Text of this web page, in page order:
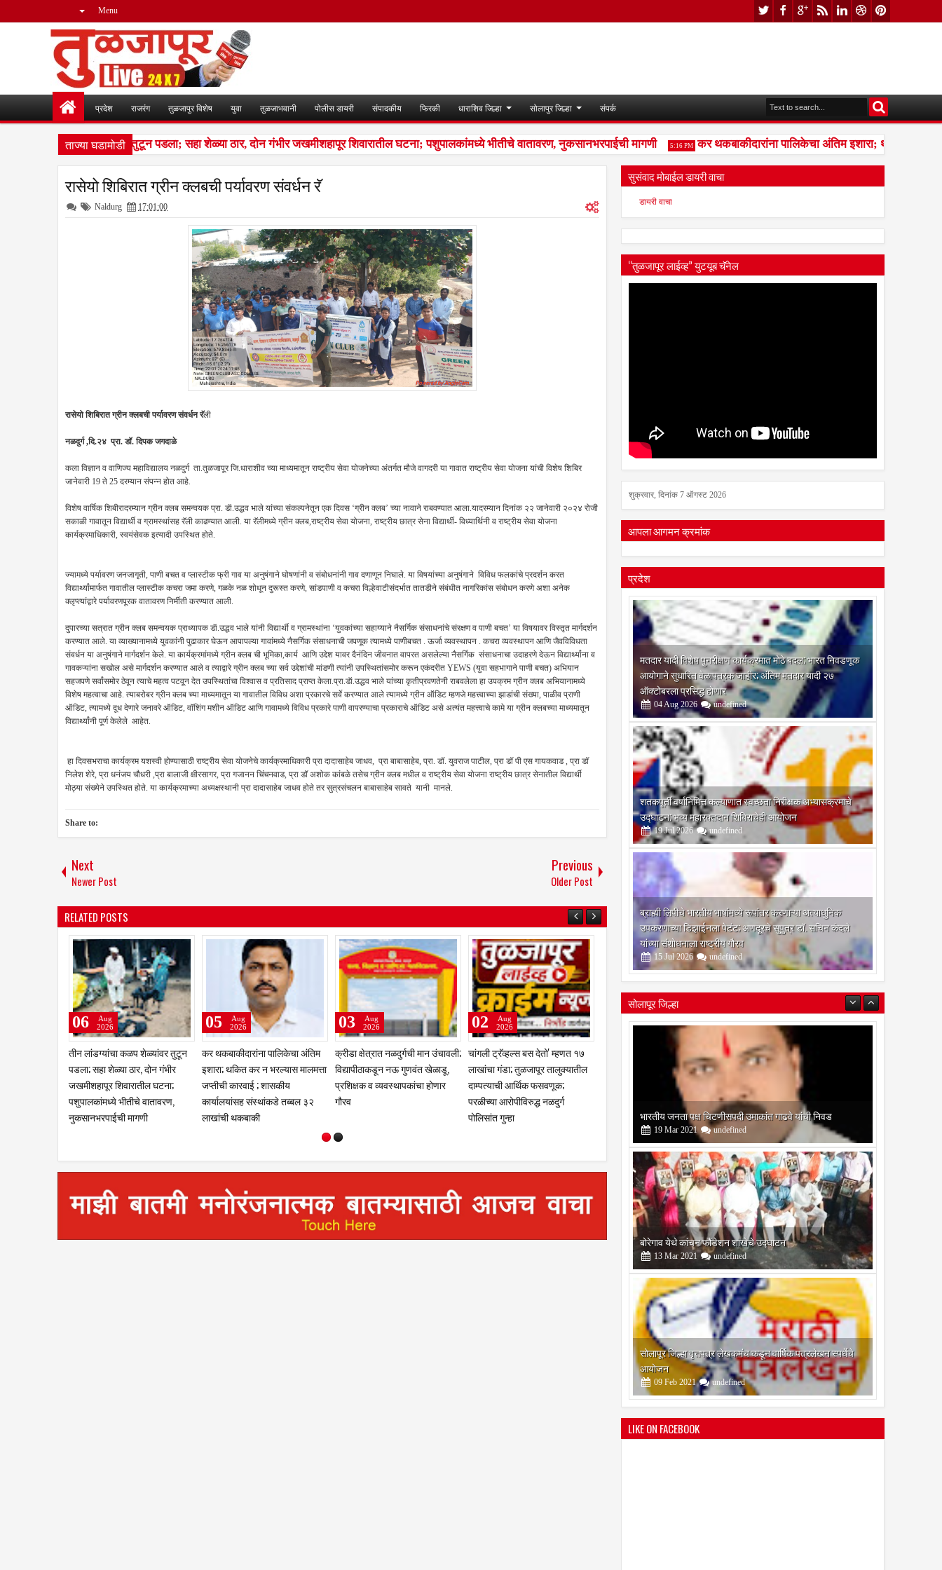
Menu
प्रदेश राजरंग तुळजापुर विशेष युवा तुळजाभवानी पोलीस डायरी संपादकीय फिरकी धाराशिव जिल्हा सोलापुर जिल्हा संपर्क
ताज्या घडामोडी
लांडग्यांचा कळप शेळ्यांवर तुटून पडला; सहा शेळ्या ठार, दोन गंभीर जखमीशहापूर शिवारातील घटना; पशुपालकांमध्ये भीतीचे वातावरण, नुकसानभरपाईची मागणी 5:16 PM कर थकबाकीदारांना पालिकेचा अंतिम इशारा; थकित कर न
रासेयो शिबिरात ग्रीन क्लबची पर्यावरण संवर्धन रॅ
Naldurg 17:01:00
रासेयो शिबिरात ग्रीन क्लबची पर्यावरण संवर्धन रॅली
नळदुर्ग ,दि.२४ प्रा. डॉ. दिपक जगदाळे
कला विज्ञान व वाणिज्य महाविद्यालय नळदुर्ग ता.तुळजापूर जि.धाराशीव च्या माध्यमातून राष्ट्रीय सेवा योजनेच्या अंतर्गत मौजे वागदरी या गावात राष्ट्रीय सेवा योजना यांची विशेष शिबिर
जानेवारी 19 ते 25 दरम्यान संपन्न होत आहे.
विशेष वार्षिक शिबीरादरम्यान ग्रीन क्लब समन्वयक प्रा. डॅा.उद्धव भाले यांच्या संकल्पनेतून एक दिवस ‘ग्रीन क्लब’ च्या नावाने राबवण्यात आला.यादरम्यान दिनांक २२ जानेवारी २०२४ रोजी
सकाळी गावातून विद्यार्थी व ग्रामस्थांसह रॅली काढण्यात आली. या रॅलीमध्ये ग्रीन क्लब,राष्ट्रीय सेवा योजना, राष्ट्रीय छात्र सेना विद्यार्थी- विध्यार्थिनी व राष्ट्रीय सेवा योजना
कार्यक्रमाधिकारी, स्वयंसेवक इत्यादी उपस्थित होते.
ज्यामध्ये पर्यावरण जनजागृती, पाणी बचत व प्लास्टीक फ्री गाव या अनुषंगाने घोषणांनी व संबोधनांनी गाव दणाणून निघाले. या विषयांच्या अनुषंगाने विविध फलकांचे प्रदर्शन करत
विद्यार्थ्यांमार्फत गावातील प्लास्टीक कचरा जमा करणे, गळके नळ शोधून दुरूस्त करणे, सांडपाणी व कचरा विल्हेवाटीसंदर्भात तातडीने संबंधीत नागरिकांस संबोधन करणे अशा अनेक
क्लृप्त्यांद्वारे पर्यावरणपूरक वातावरण निर्मीती करण्यात आली.
दुपारच्या सत्रात ग्रीन क्लब समन्वयक प्राध्यापक डॅा.उद्धव भाले यांनी विद्यार्थी व ग्रामस्थांना ‘युवकांच्या सहाय्याने नैसर्गिक संसाधनांचे संरक्षण व पाणी बचत’ या विषयावर विस्तृत मार्गदर्शन
करण्यात आले. या व्याख्यानामध्ये युवकांनी पुढाकार घेऊन आपापल्या गावांमध्ये नैसर्गिक संसाधनाची जपणूक त्यामध्ये पाणीबचत . ऊर्जा व्यवस्थापन . कचरा व्यवस्थापन आणि जैवविविधता
संवर्धन या अनुषंगाने मार्गदर्शन केले. या कार्यक्रमांमध्ये ग्रीन क्लब ची भूमिका,कार्य आणि उद्देश यावर दैनंदिन जीवनात वापरत असलेल्या नैसर्गिक संसाधनाचा उदाहरणे देऊन विद्यार्थ्यांना व
गावकऱ्यांना सखोल असे मार्गदर्शन करण्यात आले व त्याद्वारे ग्रीन क्लब च्या सर्व उद्देशांची मांडणी त्यांनी उपस्थितांसमोर करून एकंदरीत YEWS (युवा सहभागाने पाणी बचत) अभियान
सहजपणे सर्वांसमोर ठेवून त्याचे महत्व पटवून देत उपस्थितांचा विश्वास व प्रतिसाद प्राप्त केला.प्रा.डॅा.उद्धव भाले यांच्या कृतीप्रवणतेनी राबवलेला हा उपक्रम ग्रीन क्लब अभियानामध्ये
विशेष महत्वाचा आहे. त्याबरोबर ग्रीन क्लब च्या माध्यमातून या गावातील विविध अशा प्रकारचे सर्वे करण्यात आले त्यामध्ये ग्रीन ऑडिट म्हणजे महत्त्वाच्या झाडांची संख्या, पाळीव प्राणी
ऑडिट, त्यामध्ये दूध देणारे जनावरे ऑडिट, वॉशिंग मशीन ऑडिट आणि गावामध्ये विविध प्रकारे पाणी वापरण्याचा प्रकाराचे ऑडिट असे अत्यंत महत्त्वाचे कामे या ग्रीन क्लबच्या माध्यमातून
विद्यार्थ्यांनी पूर्ण केलेले आहेत.
हा दिवसभराचा कार्यक्रम यशस्वी होण्यासाठी राष्ट्रीय सेवा योजनेचे कार्यक्रमाधिकारी प्रा दादासाहेब जाधव, प्रा बाबासाहेब, प्रा. डॉ. युवराज पाटील, प्रा डॉ पी एस गायकवाड , प्रा डॉ
निलेश शेरे, प्रा धनंजय चौधरी ,प्रा बालाजी क्षीरसागर, प्रा गजानन चिंचनवाड, प्रा डॉ अशोक कांबळे तसेच ग्रीन क्लब मधील व राष्ट्रीय सेवा योजना राष्ट्रीय छात्र सेनातील विद्यार्थी
मोठ्या संख्येने उपस्थित होते. या कार्यक्रमाच्या अध्यक्षस्थानी प्रा दादासाहेब जाधव होते तर सुत्रसंचलन बाबासाहेब सावते यानी मानले.
Share to:
Next
Newer Post
Previous
Older Post
RELATED POSTS
चांगली ट्रॅव्हल्स बस देतो' म्हणत १७
लाखांचा गंडा; तुळजापूर तालुक्यातील
दाम्पत्याची आर्थिक फसवणूक;
परळीच्या आरोपीविरुद्ध नळदुर्ग
सरदारसिंग ठाकूर यांच्या
वाढदिवसानिमित्त मान्यवरांकडून जंगी
सत्कार; कार्यकर्त्यांकडून शुभेच्छांचा
वर्षाव
01
Aug
2026
महायुतीने दिलेला शब्द पाळावा; स्वीकृत
नगरसेवकपदी ज्ञानेश्वर घोडके यांनाच
संधी द्या, शिवसेना शिंदे गटाच्या
कार्यकर्त्यांची ठाम भूमिका; निवडणूकपूर्व
01
तीन लांडग्यांचा कळप शेळ्यांवर तुटून
पडला; सहा शेळ्या ठार, दोन गंभीर
जखमीशहापूर शिवारातील घटना;
पशुपालकांमध्ये भीतीचे वातावरण,
नुकसानभरपाईची मागणी
06
Aug
2026
कर थकबाकीदारांना पालिकेचा अंतिम
इशारा; थकित कर न भरल्यास मालमत्ता
जप्तीची कारवाई ; शासकीय
कार्यालयांसह संस्थांकडे तब्बल ३२
05
Aug
2026
सुसंवाद मोबाईल डायरी वाचा
डायरी वाचा
“तुळजापूर लाईव्ह” युटयूब चॅनेल
शुक्रवार, दिनांक 7 ऑगस्ट 2026
आपला आगमन क्रमांक
प्रदेश
मतदार यादी विशेष पुनरीक्षण कार्यक्रमात मोठे बदल; भारत निवडणूक
आयोगाने सुधारित वेळापत्रक जाहीर; अंतिम मतदार यादी २७
ऑक्टोबरला प्रसिद्ध होणार
04 Aug 2026 undefined
शतकपूर्ती वर्षानिमित्त कल्याणात स्वच्छता निरीक्षक अभ्यासक्रमाचे
उद्घाटन; भव्य महारक्तदान शिबिराचेही आयोजन
19 Jul 2026 undefined
ब्राह्मी लिपीचे भारतीय भाषांमध्ये रूपांतर करणाऱ्या अत्याधुनिक
उपकरणाच्या डिझाईनला पेटंट; अणदूरचे सुपुत्र डॉ. सचिन कंदले
यांच्या संशोधनाला राष्ट्रीय गौरव
15 Jul 2026 undefined
सोलापूर जिल्हा
बोरेगाव येथे कांचन फौंडेशन शाखेचे उद्घाटन
13 Mar 2021 undefined
सोलापूर जिल्हा वृत्तपत्र लेखकमंच कडून वार्षिक पत्रलेखन स्पर्धेचे
आयोजन
09 Feb 2021 undefined
श्री मल्लिकार्जुन प्रशालेकडून उमाकांत गाढवे यांचा सत्कार
25 Mar 2021 undefined
LIKE ON FACEBOOK